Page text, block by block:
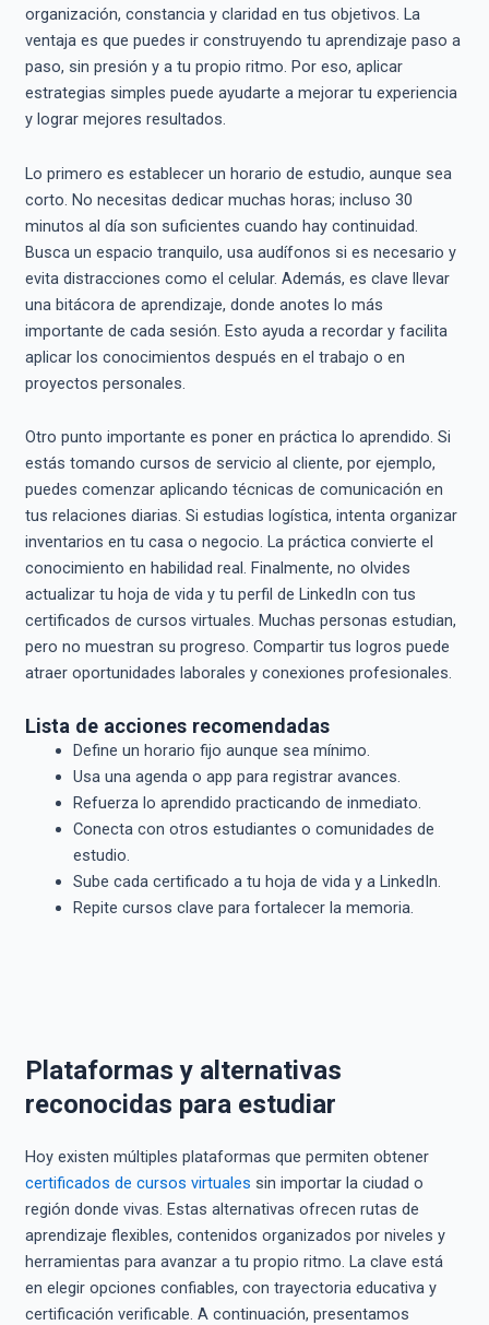
organización, constancia y claridad en tus objetivos. La
ventaja es que puedes ir construyendo tu aprendizaje paso a
paso, sin presión y a tu propio ritmo. Por eso, aplicar
estrategias simples puede ayudarte a mejorar tu experiencia
y lograr mejores resultados.
Lo primero es establecer un horario de estudio, aunque sea
corto. No necesitas dedicar muchas horas; incluso 30
minutos al día son suficientes cuando hay continuidad.
Busca un espacio tranquilo, usa audífonos si es necesario y
evita distracciones como el celular. Además, es clave llevar
una bitácora de aprendizaje, donde anotes lo más
importante de cada sesión. Esto ayuda a recordar y facilita
aplicar los conocimientos después en el trabajo o en
proyectos personales.
Otro punto importante es poner en práctica lo aprendido. Si
estás tomando cursos de servicio al cliente, por ejemplo,
puedes comenzar aplicando técnicas de comunicación en
tus relaciones diarias. Si estudias logística, intenta organizar
inventarios en tu casa o negocio. La práctica convierte el
conocimiento en habilidad real. Finalmente, no olvides
actualizar tu hoja de vida y tu perfil de LinkedIn con tus
certificados de cursos virtuales. Muchas personas estudian,
pero no muestran su progreso. Compartir tus logros puede
atraer oportunidades laborales y conexiones profesionales.
Lista de acciones recomendadas
Define un horario fijo aunque sea mínimo.
Usa una agenda o app para registrar avances.
Refuerza lo aprendido practicando de inmediato.
Conecta con otros estudiantes o comunidades de
estudio.
Sube cada certificado a tu hoja de vida y a LinkedIn.
Repite cursos clave para fortalecer la memoria.
Plataformas y alternativas
reconocidas para estudiar
Hoy existen múltiples plataformas que permiten obtener
certificados de cursos virtuales sin importar la ciudad o
región donde vivas. Estas alternativas ofrecen rutas de
aprendizaje flexibles, contenidos organizados por niveles y
herramientas para avanzar a tu propio ritmo. La clave está
en elegir opciones confiables, con trayectoria educativa y
certificación verificable. A continuación, presentamos